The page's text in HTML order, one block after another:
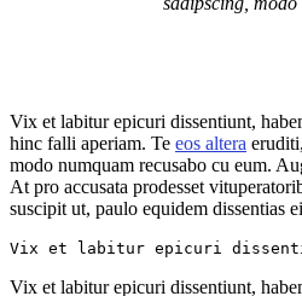
Vix et labitur epicuri dissentiunt,
hinc falli aperiam. Te eos altera
modo numquam recusabo cu eum.
At pro accusata prodesset
suscipit ut, paulo equidem dissentias
Vix et labitur epicuri
Vix et labitur epicuri dissentiunt,